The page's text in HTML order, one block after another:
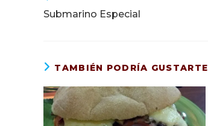
artículos
Submarino Especial
TAMBIÉN PODRÍA GUSTARTE